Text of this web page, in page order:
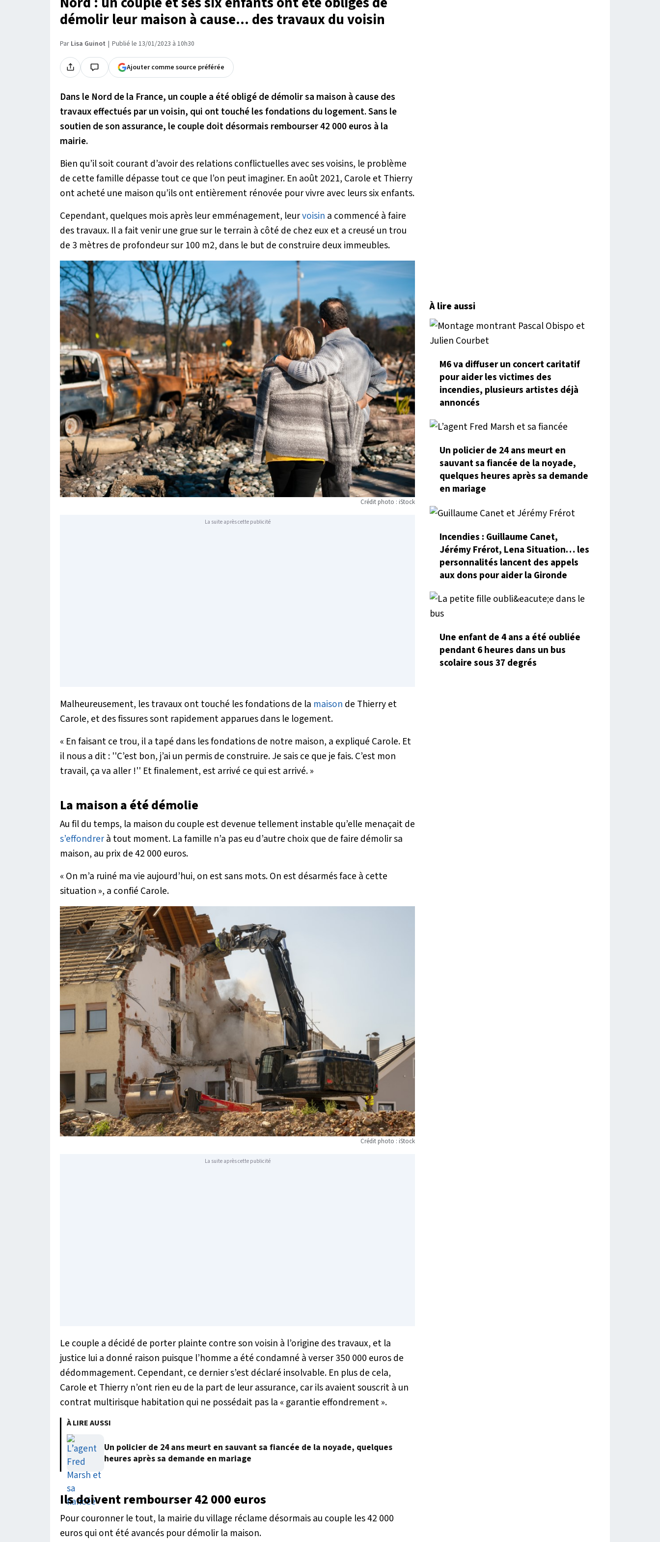
démolir leur maison à cause... des travaux du voisin
Par Lisa Guinot Publié le 13/01/2023 à 10h30
Ajouter comme source préférée
Dans le Nord de la France, un couple a été obligé de démolir sa maison à cause des
travaux effectués par un voisin, qui ont touché les fondations du logement. Sans le
soutien de son assurance, le couple doit désormais rembourser 42 000 euros à la
mairie.
Bien qu’il soit courant d’avoir des relations conflictuelles avec ses voisins, le problème
de cette famille dépasse tout ce que l’on peut imaginer. En août 2021, Carole et Thierry
ont acheté une maison qu’ils ont entièrement rénovée pour vivre avec leurs six enfants.
Cependant, quelques mois après leur emménagement, leurvoisin a commencé à faire
des travaux. Il a fait venir une grue sur le terrain à côté de chez eux et a creusé un trou
de 3 mètres de profondeur sur 100 m2, dans le but de construire deux immeubles.
Crédit photo : iStock
La suite après cette publicité
Malheureusement, les travaux ont touché les fondations de la maison de Thierry et
Carole, et des fissures sont rapidement apparues dans le logement.
« En faisant ce trou, il a tapé dans les fondations de notre maison, a expliqué Carole. Et
il nous a dit : ''C’est bon, j’ai un permis de construire. Je sais ce que je fais. C’est mon
travail, ça va aller !'' Et finalement, est arrivé ce qui est arrivé. »
La maison a été démolie
Au fil du temps, la maison du couple est devenue tellement instable qu’elle menaçait de
s’effondrerà tout moment. La famille n’a pas eu d’autre choix que de faire démolir sa
maison, au prix de 42 000 euros.
« On m’a ruiné ma vie aujourd’hui, on est sans mots. On est désarmés face à cette
situation », a confié Carole.
Crédit photo : iStock
La suite après cette publicité
Le couple a décidé de porter plainte contre son voisin à l’origine des travaux, et la
justice lui a donné raison puisque l’homme a été condamné à verser 350 000 euros de
dédommagement. Cependant, ce dernier s’est déclaré insolvable. En plus de cela,
Carole et Thierry n’ont rien eu de la part de leur assurance, car ils avaient souscrit à un
contrat multirisque habitation qui ne possédait pas la « garantie effondrement ».
À LIRE AUSSI
Un policier de 24 ans meurt en sauvant sa fiancée de la noyade, quelques
heures après sa demande en mariage
Ils doivent rembourser 42 000 euros
Pour couronner le tout, la mairie du village réclame désormais au couple les 42 000
euros qui ont été avancés pour démolir la maison.
À lire aussi
M6 va diffuser un concert caritatif
pour aider les victimes des
incendies, plusieurs artistes déjà
annoncés
Un policier de 24 ans meurt en
sauvant sa fiancée de la noyade,
quelques heures après sa demande
en mariage
Incendies : Guillaume Canet,
Jérémy Frérot, Lena Situation… les
personnalités lancent des appels
aux dons pour aider la Gironde
Une enfant de 4 ans a été oubliée
pendant 6 heures dans un bus
scolaire sous 37 degrés